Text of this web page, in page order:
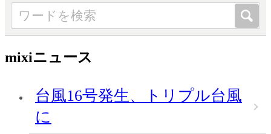
mixiニュース
台風16号発生、トリプル台風
に